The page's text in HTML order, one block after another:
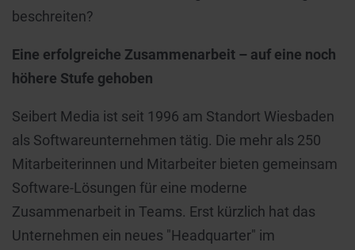
beschreiten?
Eine erfolgreiche Zusammenarbeit – auf eine noch
höhere Stufe gehoben
Seibert Media ist seit 1996 am Standort Wiesbaden
als Softwareunternehmen tätig. Die mehr als 250
Mitarbeiterinnen und Mitarbeiter bieten gemeinsam
Software-Lösungen für eine moderne
Zusammenarbeit in Teams. Erst kürzlich hat das
Unternehmen ein neues "Headquarter" im